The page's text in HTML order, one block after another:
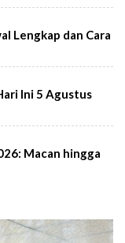
Lengkap dan Cara
Ini 5 Agustus
Macan hingga